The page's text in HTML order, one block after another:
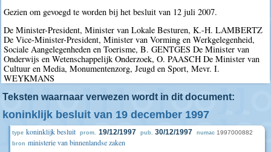
Gezien om gevoegd te worden bij het besluit van 12 juli 2007.
De Minister-President, Minister van Lokale Besturen, K.-H. LAMBERTZ
De Vice-Minister-President, Minister van Vorming en Werkgelegenheid,
Sociale Aangelegenheden en Toerisme, B. GENTGES De Minister van
Onderwijs en Wetenschappelijk Onderzoek, O. PAASCH De Minister van
Cultuur en Media, Monumentenzorg, Jeugd en Sport, Mevr. I.
WEYKMANS
Teksten waarnaar verwezen wordt in dit document:
koninklijk besluit van 19 december 1997
type koninklijk besluit prom. 19/12/1997 pub. 30/12/1997 numac 1997000882
bron ministerie van binnenlandse zaken